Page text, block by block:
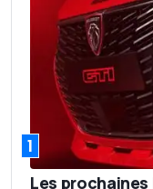
1
Les